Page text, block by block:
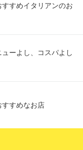
すめイタリアンのお
ーよし、コスパよし
すすめなお店